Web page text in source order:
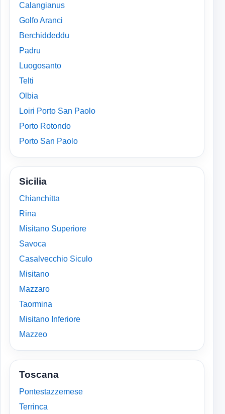
Calangianus
Golfo Aranci
Berchiddeddu
Padru
Luogosanto
Telti
Olbia
Loiri Porto San Paolo
Porto Rotondo
Porto San Paolo
Sicilia
Chianchitta
Rina
Misitano Superiore
Savoca
Casalvecchio Siculo
Misitano
Mazzaro
Taormina
Misitano Inferiore
Mazzeo
Toscana
Pontestazzemese
Terrinca